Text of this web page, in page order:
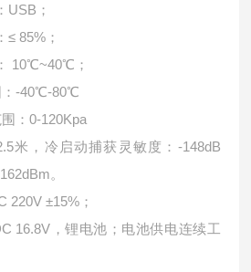
USB；
≤ 85%；
10℃~40℃；
-40℃-80℃
：0-120Kpa
米，冷启动捕获灵敏度：-148dB
。
220V ±15%；
16.8V，锂电池；电池供电连续工